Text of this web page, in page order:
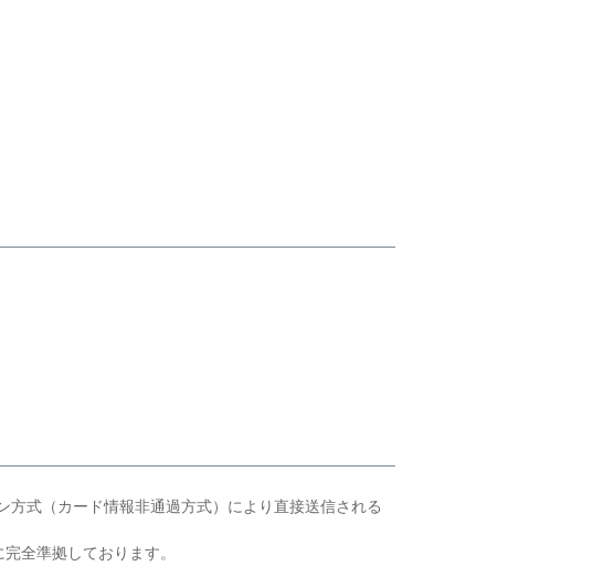
式（カード情報非通過方式）により直接送信される
全準拠しております。